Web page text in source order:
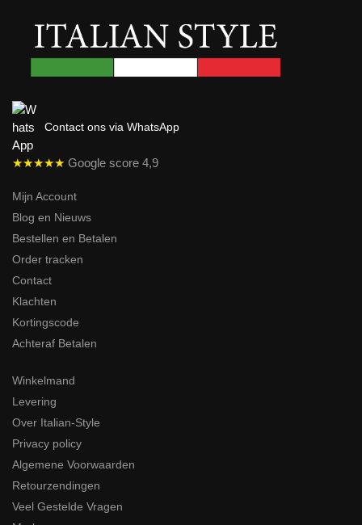
Contact ons via WhatsApp
★★★★★ Google score 4,9
Mijn Account
Blog en Nieuws
Bestellen en Betalen
Order tracken
Contact
Klachten
Kortingscode
Achteraf Betalen
Winkelmand
Levering
Over Italian-Style
Privacy policy
Algemene Voorwaarden
Retourzendingen
Veel Gestelde Vragen